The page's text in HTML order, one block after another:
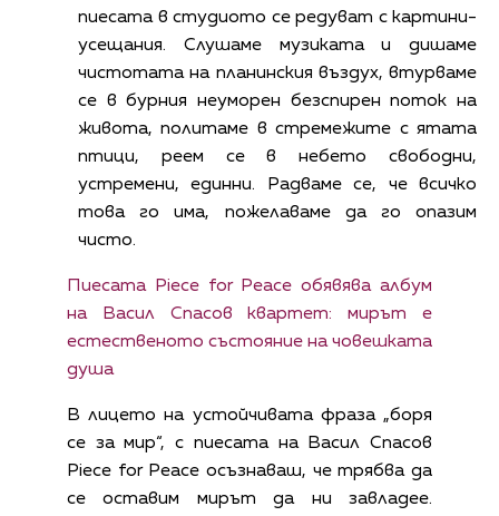
пиесата в студиото се редуват с картини-
усещания. Слушаме музиката и дишаме
чистотата на планинския въздух, втурваме
се в бурния неуморен безспирен поток на
живота, политаме в стремежите с ятата
птици, реем се в небето свободни,
устремени, единни. Радваме се, че всичко
това го има, пожелаваме да го опазим
чисто.
Пиесата Piece for Peace обявява албум
на Васил Спасов квартет: мирът е
естественото състояние на човешката
душа
В лицето на устойчивата фраза „боря
се за мир“, с пиесата на Васил Спасов
Piece for Peace осъзнаваш, че трябва да
се оставим мирът да ни завладее.